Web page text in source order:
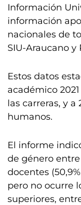
Información
información
nacionales de
SIU-Araucano y
Estos datos
académico
las carreras, y a
humanos.
El informe
de género
docentes
pero no ocurre
superiores,